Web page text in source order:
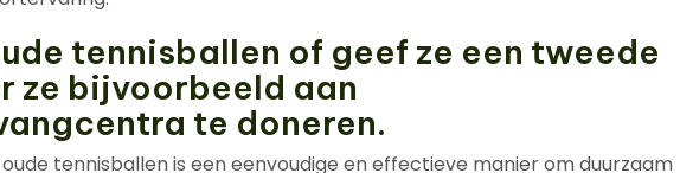
tennisballen of geef ze een tweede
ze bijvoorbeeld aan
te doneren.
tennisballen is een eenvoudige en effectieve manier om duurzaam